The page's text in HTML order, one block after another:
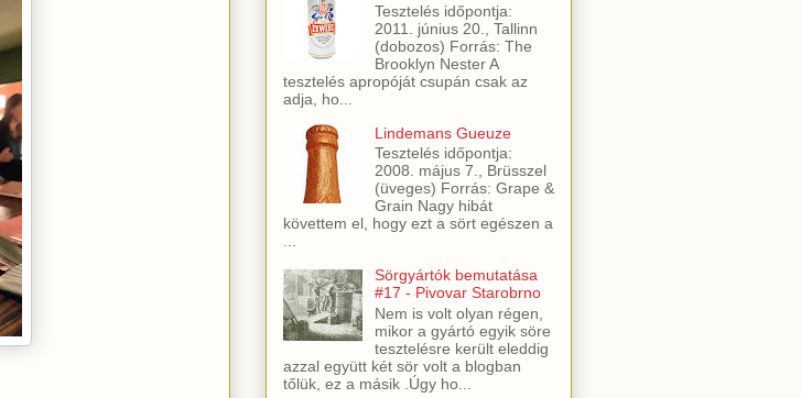
Tesztelés időpontja:
2011. június 20., Tallinn
(dobozos) Forrás: The
Brooklyn Nester A
tesztelés apropóját csupán csak az
adja, ho...
Lindemans Gueuze
Tesztelés időpontja:
2008. május 7., Brüsszel
(üveges) Forrás: Grape &
Grain Nagy hibát
követtem el, hogy ezt a sört egészen a
...
Sörgyártók bemutatása
#17 - Pivovar Starobrno
Nem is volt olyan régen,
mikor a gyártó egyik söre
tesztelésre került eleddig
azzal együtt két sör volt a blogban
tőlük, ez a másik .Úgy ho...